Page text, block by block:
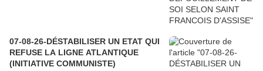
07-08-26-DÉSTABILISER UN ETAT QUI
REFUSE LA LIGNE ATLANTIQUE
(INITIATIVE COMMUNISTE)